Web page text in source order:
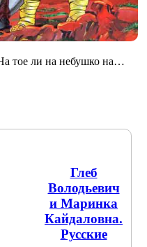
тое ли на небушко на…
Глеб
Володьевич
и Маринка
Кайдаловна.
Русские